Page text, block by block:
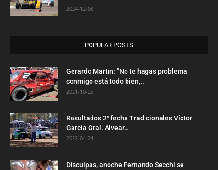
2024-12-08
POPULAR POSTS
Gerardo Martín: ”No te hagas problema
conmigo está todo bien,...
2021-10-25
Resultados 2° fecha Tradicionales Víctor
García Gral. Alvear…
2022-04-24
Disculpas, anoche Fernando Secchi se